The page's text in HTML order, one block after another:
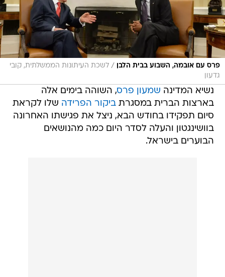
פרס עם אובמה, השבוע בבית הלבן / לשכת העיתונות הממשלתית, קובי
גדעון
נשיא המדינהשמעון פרס , השוהה בימים אלה
בארצות הברית במסגרת
סיום תפקידו בחודש הבא, ניצל את פגישתו האחרונה
בוושינגטון והעלה לסדר היום כמה מהנושאים
הבוערים בישראל.